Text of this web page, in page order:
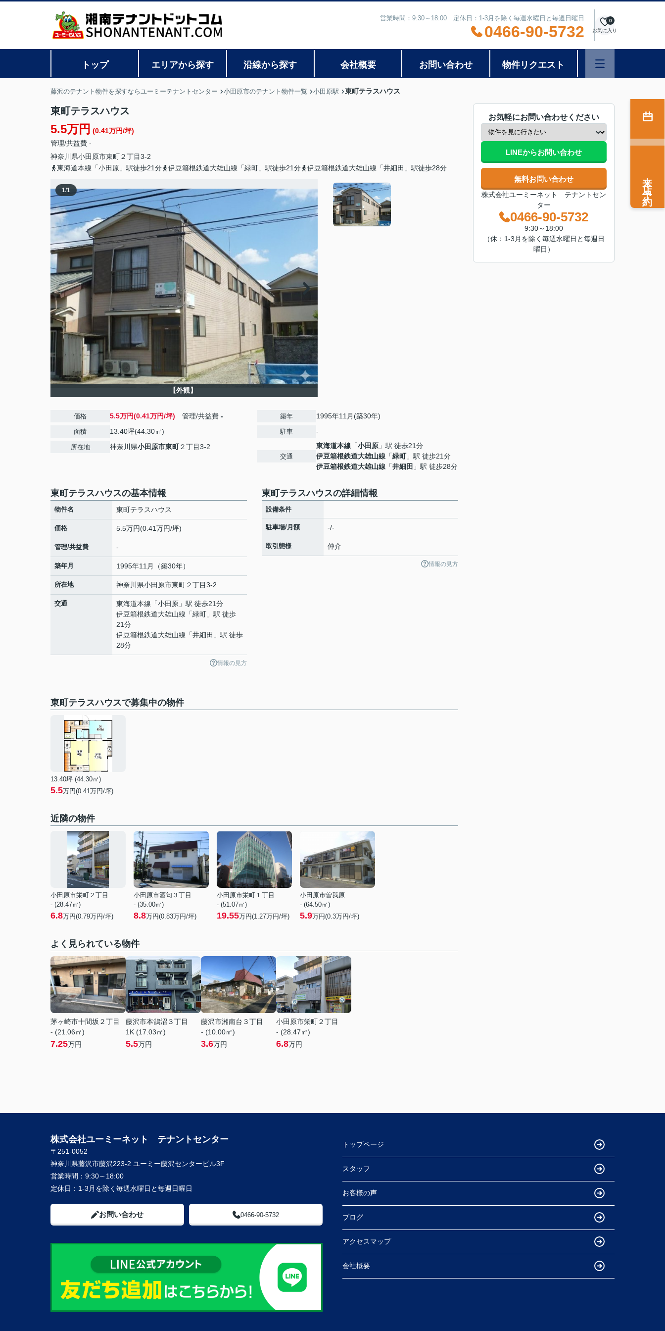
営業時間：9:30～18:00 定休日：1-3月を除く毎週水曜日と毎週日曜日
0466-90-5732 お気に入り
0
トップ エリアから探す 沿線から探す 会社概要 お問い合わせ 物件リクエスト
藤沢のテナント物件を探すならユーミーテナントセンター 小田原市のテナント物件一覧 小田原駅 東町テラスハウス
東町テラスハウス
5.5万円 (0.41万円/坪)
管理/共益費 -
神奈川県小田原市東町２丁目3-2
東海道本線「小田原」駅徒歩21分
伊豆箱根鉄道大雄山線「緑町」駅徒歩21分 伊豆箱根鉄道大雄山線「井細田」駅徒歩28分
1/1
【外観】
価格 5.5万円(0.41万円/坪) 管理/共益費 -
面積 13.40坪(44.30㎡)
所在地 神奈川県小田原市東町２丁目3-2
築年 1995年11月(築30年)
駐車 -
交通
東海道本線 「小田原 」駅 徒歩21分
伊豆箱根鉄道大雄山線 「緑町」駅 徒歩21分
伊豆箱根鉄道大雄山線 「井細田 」駅 徒歩28分
東町テラスハウスの基本情報
物件名 東町テラスハウス
価格 5.5万円(0.41万円/坪)
管理/共益費 -
築年月 1995年11月（築30年）
所在地 神奈川県小田原市東町２丁目3-2
交通 東海道本線 「小田原 」駅 徒歩21分
伊豆箱根鉄道大雄山線 「緑町 」駅 徒歩
21分
伊豆箱根鉄道大雄山線 「井細田 」駅 徒歩
28分
情報の見方
東町テラスハウスの詳細情報
設備条件
駐車場/月額 -/-
取引態様 仲介
情報の見方
東町テラスハウスで募集中の物件
13.40坪 (44.30㎡)
5.5万円(0.41万円/坪)
近隣の物件
小田原市栄町２丁目
- (28.47㎡)
6.8万円(0.79万円/坪)
小田原市酒匂３丁目
- (35.00㎡)
8.8万円(0.83万円/坪)
小田原市栄町１丁目
- (51.07㎡)
19.55万円(1.27万円/坪)
小田原市曽我原
- (64.50㎡)
5.9万円(0.3万円/坪)
よく見られている物件
茅ヶ崎市十間坂２丁目
- (21.06㎡)
7.25万円
藤沢市本鵠沼３丁目
1K (17.03㎡)
5.5万円
藤沢市湘南台３丁目
- (10.00㎡)
3.6万円
小田原市栄町２丁目
- (28.47㎡)
6.8万円
お気軽にお問い合わせください
LINEからお問い合わせ
無料お問い合わせ
株式会社ユーミーネット テナントセン
ター
0466-90-5732
9:30～18:00
（休：1-3月を除く毎週水曜日と毎週日
曜日）
来店予約
株式会社ユーミーネット テナントセンター
〒251-0052
神奈川県藤沢市藤沢223-2 ユーミー藤沢センタービル3F
営業時間： 9:30～18:00
定休日： 1-3月を除く毎週水曜日と毎週日曜日
お問い合わせ 0466-90-5732
トップページ
スタッフ
お客様の声
ブログ
アクセスマップ
会社概要